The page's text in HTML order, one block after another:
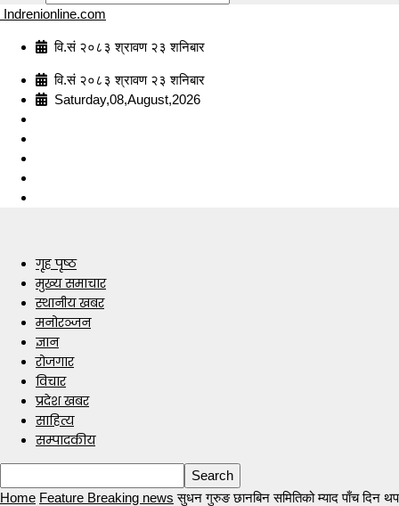
Indrenionline.com
वि.सं २०८३ श्रावण २३ शनिबार
वि.सं २०८३ श्रावण २३ शनिबार
Saturday,08,August,2026
गृह पृष्ठ
मुख्य समाचार
स्थानीय खबर
मनोरञ्जन
ज्ञान
रोजगार
विचार
प्रदेश खबर
साहित्य
सम्पादकीय
Home Feature Breaking news सुधन गुरुङ छानबिन समितिको म्याद पाँच दिन थप